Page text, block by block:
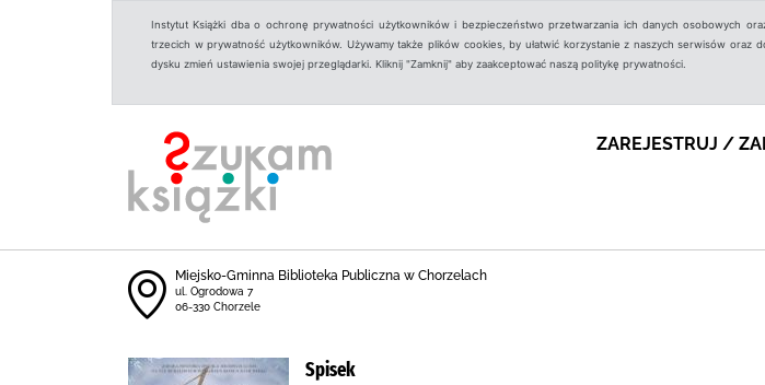
Instytut Książki dba o ochronę prywatności użytkowników i bezpieczeństwo przetwarzania ich danych osobowych
trzecich w prywatność użytkowników. Używamy także plików cookies, by ułatwić korzystanie z naszych serwisów oraz
dysku zmień ustawienia swojej przeglądarki. Kliknij "Zamknij" aby zaakceptować naszą politykę prywatności.
ZAREJESTRUJ /
Miejsko-Gminna Biblioteka Publiczna w Chorzelach
ul. Ogrodowa 7
06-330 Chorzele
Spisek